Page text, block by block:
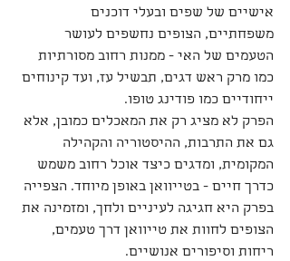
אישיים של שפים ובעלי דוכנים
משפחתיים, הצופים נחשפים לעושר
הטעמים של האי - ממנות רחוב מסורתיות
כמו מרק ראש דגים, תבשיל עז, ועד קינוחים
ייחודיים כמו פודינג טופו.
הפרק לא מציג רק את המאכלים כמובן, אלא
גם את התרבות, ההיסטוריה והקהילה
המקומית, ומדגים כיצד אוכל רחוב משמש
כדרך חיים - בטייוואן באופן מיוחד. הצפייה
בפרק היא חגיגה לעיניים ולחך, ומזמינה את
הצופים לחוות את טייוואן דרך טעמים,
ריחות וסיפורים אנושיים.